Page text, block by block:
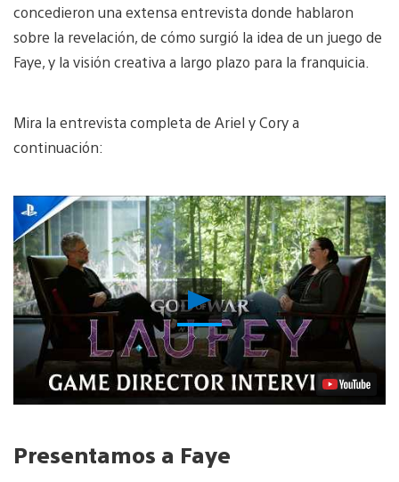
concedieron una extensa entrevista donde hablaron
sobre la revelación, de cómo surgió la idea de un juego de
Faye, y la visión creativa a largo plazo para la franquicia.
Mira la entrevista completa de Ariel y Cory a
continuación:
Reproducir
Video
Presentamos a Faye